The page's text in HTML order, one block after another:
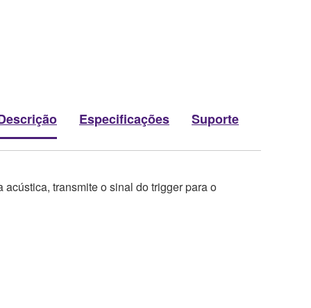
Especificações Suporte
transmite o sinal do trigger para o